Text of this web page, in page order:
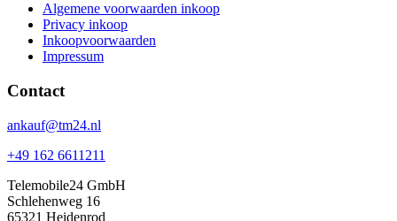
Algemene voorwaarden inkoop
Privacy inkoop
Inkoopvoorwaarden
Impressum
Contact
ankauf@tm24.nl
+49 162 6611211
Telemobile24 GmbH
Schlehenweg 16
65321 Heidenrod